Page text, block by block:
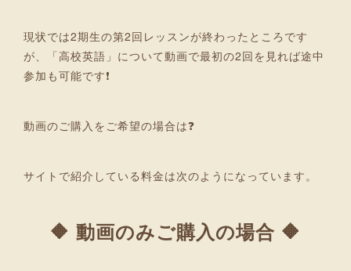
現状では2期生の第2回レッスンが終わったところです
が、「高校英語」について動画で最初の2回を見れば途中
参加も可能です❗
動画のご購入をご希望の場合は❓
サイトで紹介している料金は次のようになっています。
🔶 動画のみご購入の場合 🔶